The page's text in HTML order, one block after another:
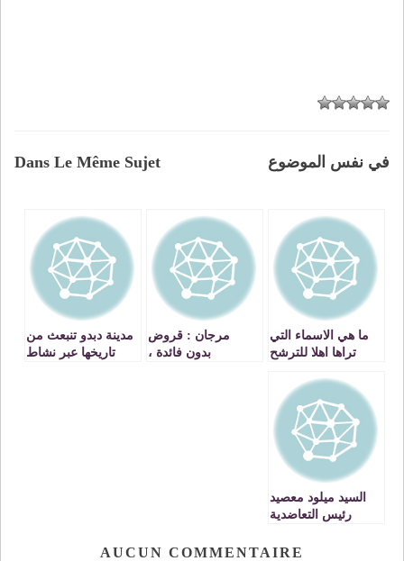
Dans Le Même Sujet في نفس الموضوع
ما هي الاسماء التي
تراها اهلا للترشح
التشريعية المقبلة
بالجهة الشرقية ؟
مرجان : قروض
بدون فائدة ،
مدينة دبدو تنبعث من
تاريخها عبر نشاط
السيد ميلود معصيد
رئيس التعاضدية
لنساء ورجال التعليمAUCUN COMMENTAIRE